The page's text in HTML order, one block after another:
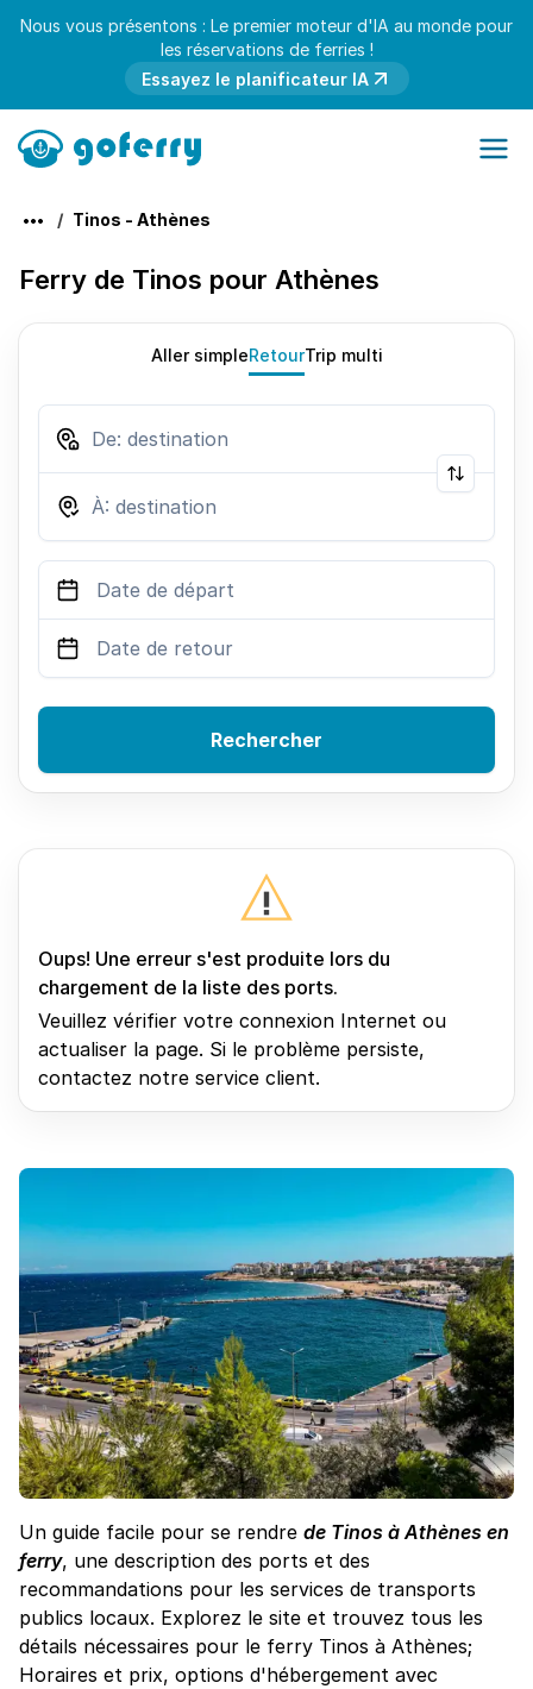
Nous vous présentons : Le premier moteur d'IA au monde pour
les réservations de ferries !
Essayez le planificateur IA
Tinos - Athènes
Ferry de Tinos pour Athènes
Un guide facile pour se rendre de Tinos à Athènes en
ferry, une description des ports et des
recommandations pour les services de transports
publics locaux. Explorez le site et trouvez tous les
détails nécessaires pour le ferry Tinos à Athènes;
Horaires et prix, options d'hébergement avec
Aller simpleRetourTrip multi
Rechercher
Oups! Une erreur s'est produite lors du
chargement de la liste des ports.
Veuillez vérifier votre connexion Internet ou
actualiser la page. Si le problème persiste,
contactez notre service client.